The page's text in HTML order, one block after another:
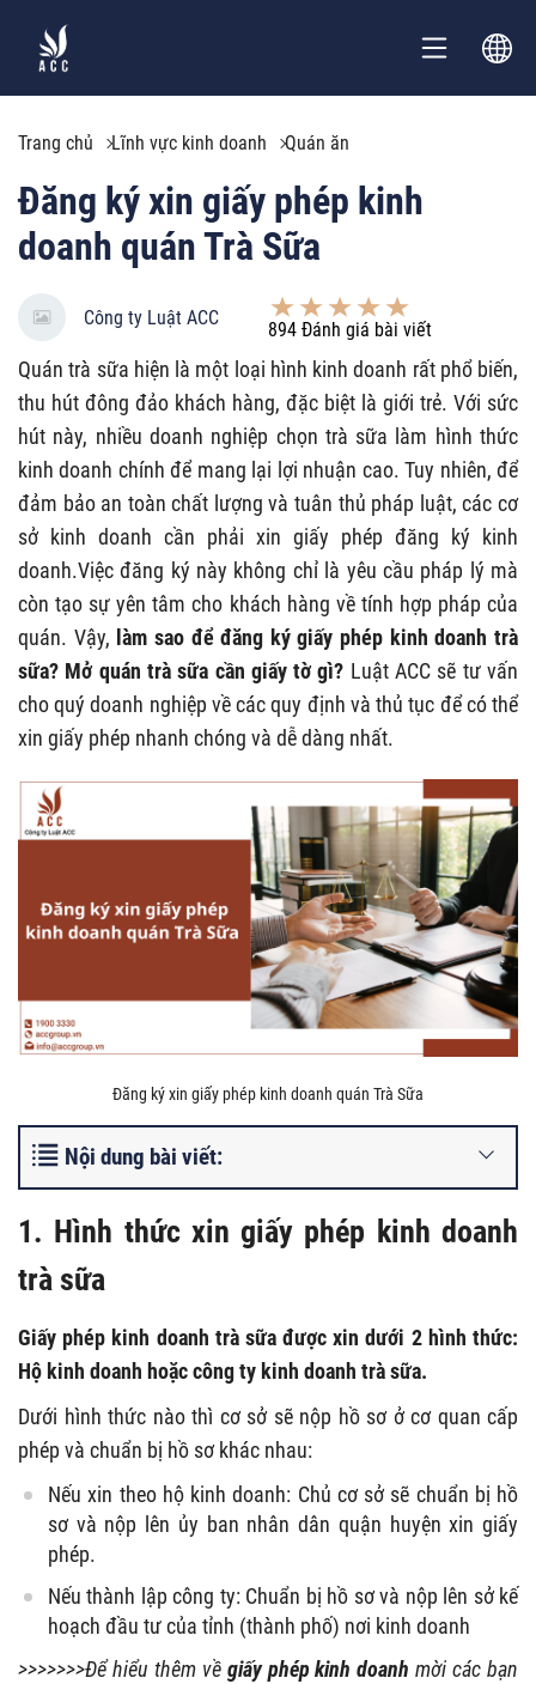
Trang chủ Lĩnh vực kinh doanh Quán ăn
Đăng ký xin giấy phép kinh
doanh quán Trà Sữa
Công ty Luật ACC
894 Đánh giá bài viết
Quán trà sữa hiện là một loại hình kinh doanh rất phổ biến,
thu hút đông đảo khách hàng, đặc biệt là giới trẻ. Với sức
hút này, nhiều doanh nghiệp chọn trà sữa làm hình thức
kinh doanh chính để mang lại lợi nhuận cao. Tuy nhiên, để
đảm bảo an toàn chất lượng và tuân thủ pháp luật, các cơ
sở kinh doanh cần phải xin giấy phép đăng ký kinh
doanh.Việc đăng ký này không chỉ là yêu cầu pháp lý mà
còn tạo sự yên tâm cho khách hàng về tính hợp pháp của
quán. Vậy, làm sao để đăng ký giấy phép kinh doanh trà
sữa? Mở quán trà sữa cần giấy tờ gì? Luật ACC sẽ tư vấn
cho quý doanh nghiệp về các quy định và thủ tục để có thể
xin giấy phép nhanh chóng và dễ dàng nhất.
Đăng ký xin giấy phép kinh doanh quán Trà Sữa
Nội dung bài viết:
1. Hình thức xin giấy phép kinh doanh
trà sữa
Giấy phép kinh doanh trà sữa được xin dưới 2 hình thức:
Hộ kinh doanh hoặc công ty kinh doanh trà sữa.
Dưới hình thức nào thì cơ sở sẽ nộp hồ sơ ở cơ quan cấp
phép và chuẩn bị hồ sơ khác nhau:
Nếu xin theo hộ kinh doanh: Chủ cơ sở sẽ chuẩn bị hồ
sơ và nộp lên ủy ban nhân dân quận huyện xin giấy
phép.
Nếu thành lập công ty: Chuẩn bị hồ sơ và nộp lên sở kế
hoạch đầu tư của tỉnh (thành phố) nơi kinh doanh
>>>>>>>Để hiểu thêm về giấy phép kinh doanh mời các bạn